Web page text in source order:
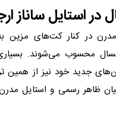
در استایل ساناز
در کنار کت‌های مزین
محسوب می‌شوند.
جدید خود نیز از همین
ظاهر رسمی و استایل